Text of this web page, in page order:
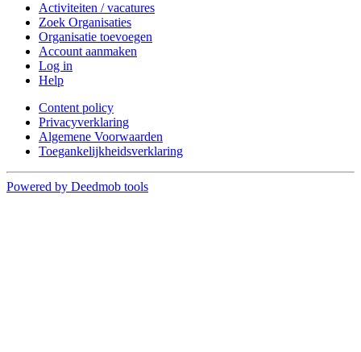
Activiteiten / vacatures
Zoek Organisaties
Organisatie toevoegen
Account aanmaken
Log in
Help
Content policy
Privacyverklaring
Algemene Voorwaarden
Toegankelijkheidsverklaring
Powered by Deedmob tools